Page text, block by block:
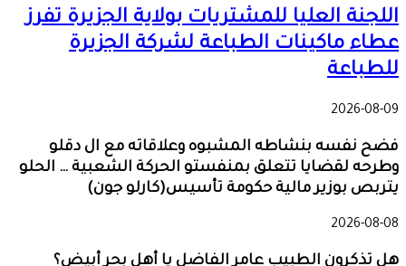
اللجنة العليا للمشتريات بولاية الجزيرة تفرز
عطاء ماكينات الطباعة لشركة الجزيرة
للطباعة
2026-08-09
فضح نفسه بنشاطه المشبوه وعلاقاته مع ال دقلو
وطرحه لقضايا تتعلق بمنفستو الحركة الشعبية … الحلو
يتربص بوزير مالية حكومة تأسيس(كارلو جون)
2026-08-08
هل تذكرون الطبيب عامر الفاضل يا أهل بحر أبيض؟